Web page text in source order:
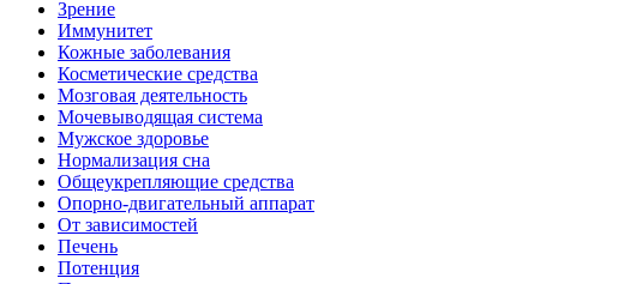
Зрение
Иммунитет
Кожные заболевания
Косметические средства
Мозговая деятельность
Мочевыводящая система
Мужское здоровье
Нормализация сна
Общеукрепляющие средства
Опорно-двигательный аппарат
От зависимостей
Печень
Потенция